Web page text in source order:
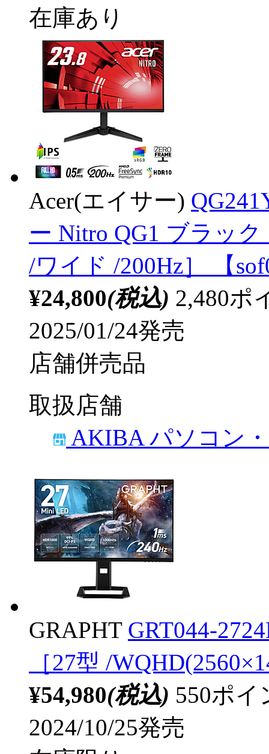
在庫あり
Acer(エイサー)
ー Nitro QG1 ブラッ
/ワイド /200Hz］ 【
¥24,800(税込) 2,480ポ
2025/01/24発売
店舗併売品
取扱店舗
AKIBA パソコン
GRAPHT GRT044-
［27型 /
¥54,980(税込) 550ポ
2024/10/25発売